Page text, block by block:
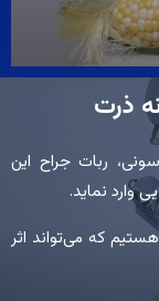
l
d
e
ذرت
ربات جراح این
وارد نماید.
که می‌تواند اثر